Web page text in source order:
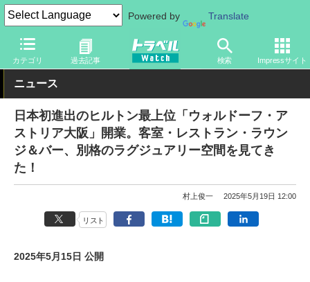
Powered by Translate
カテゴリ 過去記事 検索 Impressサイト
トラベル Watch 地域 国内旅行 大阪
ニュース
日本初進出のヒルトン最上位「ウォルドーフ・ア
ストリア大阪」開業。客室・レストラン・ラウン
ジ＆バー、別格のラグジュアリー空間を見てき
た！
村上俊一 2025年5月19日 12:00
リスト
2025年5月15日 公開